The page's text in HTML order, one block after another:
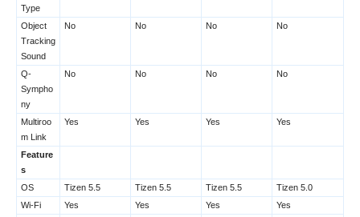
Type
Object
Tracking
Sound
No No No No
Q-
Sympho
ny
No No No No
Multiroo
m Link
Yes Yes Yes Yes
Feature
s
OS
Tizen 5.5 Tizen 5.5 Tizen 5.5
Tizen 5.0
Wi-Fi
Yes Yes Yes
Yes